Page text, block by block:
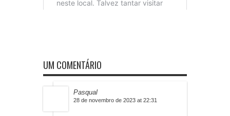
UM COMENTÁRIO
Pasqual
28 de novembro de 2023 at 22:31